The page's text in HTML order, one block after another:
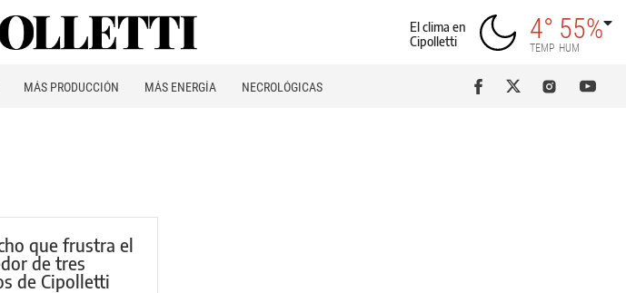
El clima en
Cipolletti
4°
TEMP
55%
HUM
MÁS PRODUCCIÓN MÁS ENERGÍA NECROLÓGICAS
que frustra el
de tres
de Cipolletti